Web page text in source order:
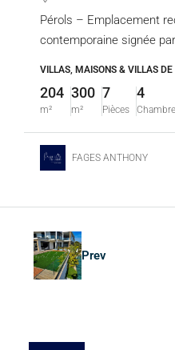
Pérols – Emplacement
contemporaine signée
VILLAS, MAISONS & VILLAS DE
204
m²
300
m²
7
Pièces
4
FAGES ANTHONY
Prev